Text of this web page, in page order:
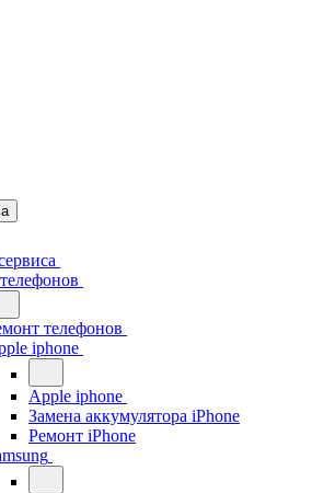
телефонов
iphone
Apple iphone
Замена аккумулятора iPhone
Ремонт iPhone